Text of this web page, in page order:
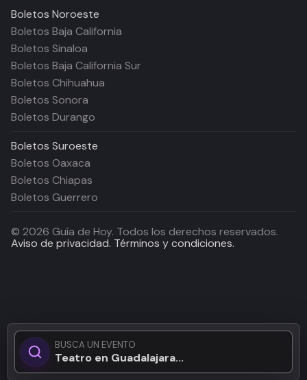
BUSCA UN EVENTO
Teatro en Guadalajara...
Boletos Noroeste
Boletos Baja California
Boletos Sinaloa
Boletos Baja California Sur
Boletos Chihuahua
Boletos Sonora
Boletos Durango
Boletos Suroeste
Boletos Oaxaca
Boletos Chiapas
Boletos Guerrero
© 2026 Guía de Hoy. Todos los derechos reservados.
Aviso de privacidad. Términos y condiciones.